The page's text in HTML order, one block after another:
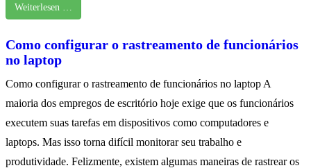
Weiterlesen …
Como configurar o rastreamento de funcionários
no laptop
Como configurar o rastreamento de funcionários no laptop A
maioria dos empregos de escritório hoje exige que os funcionários
executem suas tarefas em dispositivos como computadores e
laptops. Mas isso torna difícil monitorar seu trabalho e
produtividade. Felizmente, existem algumas maneiras de rastrear os